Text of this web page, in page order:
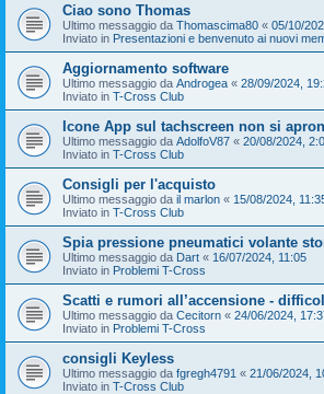
Ciao sono Thomas
Ultimo messaggio da Thomascima80 « 05/10/
Inviato in Presentazioni e benvenuto ai nuovi
Aggiornamento software
Ultimo messaggio da Androgea « 28/09/2024,
Inviato in T-Cross Club
Icone App sul tachscreen non si
Ultimo messaggio da AdolfoV87 « 20/08/2024,
Inviato in T-Cross Club
Consigli per l'acquisto
Ultimo messaggio da il marlon « 15/08/2024,
Inviato in T-Cross Club
Spia pressione pneumatici volante
Ultimo messaggio da Dart « 16/07/2024, 11:05
Inviato in Problemi T-Cross
Scatti e rumori all’accensione -
Ultimo messaggio da Cecitorn « 24/06/2024,
Inviato in Problemi T-Cross
consigli Keyless
Ultimo messaggio da fgregh4791 « 21/06/2024,
Inviato in T-Cross Club